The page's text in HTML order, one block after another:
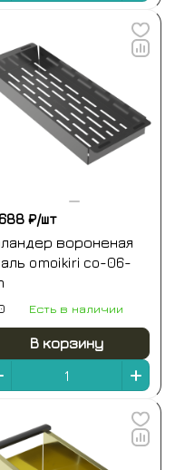
688 ₽/шт
вороненая
omoikiri co-06-
Есть в наличии
В корзину